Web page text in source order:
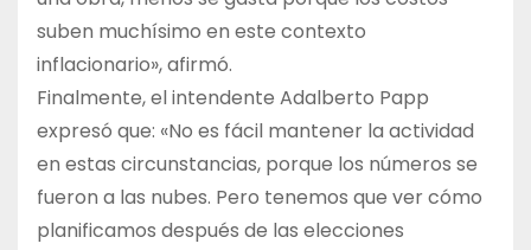
suben muchísimo en este contexto
inflacionario», afirmó.
Finalmente, el intendente Adalberto Papp
expresó que: «No es fácil mantener la actividad
en estas circunstancias, porque los números se
fueron a las nubes. Pero tenemos que ver cómo
planificamos después de las elecciones